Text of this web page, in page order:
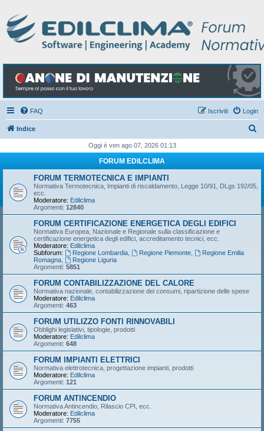
FAQ Login
Iscriviti
Indice
c
Oggi è ven ago 07, 2026 01:13
FORUM EDILCLIMA
FORUM TERMOTECNICA E IMPIANTI
Normativa Termotecnica, Impianti di riscaldamento, Legge 10/91, DLgs 192/05,
ecc.
Moderatore: Edilclima
Argomenti: 12840
FORUM CERTIFICAZIONE ENERGETICA DEGLI EDIFICI
Normativa Europea, Nazionale e Regionale sulla classificazione e
certificazione energetica degli edifici, accreditamento tecnici, ecc.
Moderatore: Edilclima
Subforum:
Regione Lombardia, Regione Piemonte,
Regione Emilia
Romagna
Regione Liguria
Argomenti: 5851
FORUM CONTABILIZZAZIONE DEL CALORE
Normativa nazionale, contabilizzazione dei consumi, ripartizione delle spese
Moderatore: Edilclima
Argomenti: 463
FORUM UTILIZZO FONTI RINNOVABILI
Obblighi legislativi, tipologie, prodotti
Moderatore: Edilclima
Argomenti: 648
FORUM IMPIANTI ELETTRICI
Normativa elettrotecnica, progettazione impianti, prodotti
Moderatore: Edilclima
Argomenti: 121
FORUM ANTINCENDIO
Normativa Antincendio, Rilascio CPI, ecc.
Moderatore: Edilclima
Argomenti: 7755